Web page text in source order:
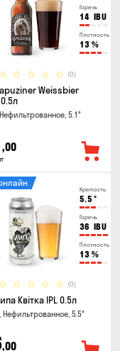
Горечь
14 IBU
Плотность
13 %
(0)
Weissbier
5.1°
,00
Крепость
5.5 °
Горечь
36 IBU
Плотность
13 %
(0)
Квітка IPL 0.5л
Нефильтрованное, 5.5°
,00